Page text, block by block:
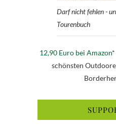
Darf nicht fehlen -
Tourenbuch
12,90 Euro bei Amazon
schönsten